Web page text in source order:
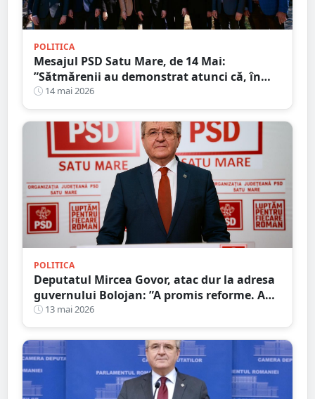
POLITICA
Mesajul PSD Satu Mare, de 14 Mai:
”Sătmărenii au demonstrat atunci că, în
fața unei tragedii, solidaritatea poate
transforma suferința în speranță”
14 mai 2026
POLITICA
Deputatul Mircea Govor, atac dur la adresa
guvernului Bolojan: ”A promis reforme. A
livrat scumpiri, taxe și blocaj economic.
Românii plătesc prețul”
13 mai 2026